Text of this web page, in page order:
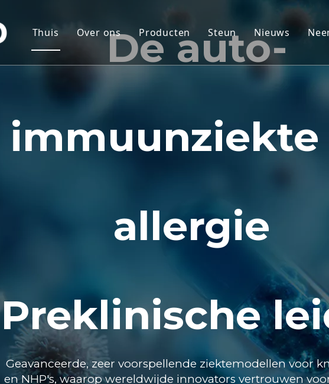
Thuis Over ons Producten
Modellen van niet-menselijke primaten
Geïntegreerde
Steun
Dienst
Getuigenissen van
Nieuws
De auto-
immuunziekte
allergie
Preklinische
Geavanceerde, zeer voorspellende ziektemodellen voor
en NHP's, waarop wereldwijde innovators vertrouwen